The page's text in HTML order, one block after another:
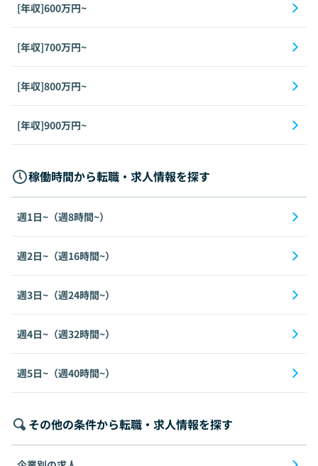
[年収]600万円~
[年収]700万円~
[年収]800万円~
[年収]900万円~
稼働時間から転職・求人情報を探す
週1日~（週8時間~）
週2日~（週16時間~）
週3日~（週24時間~）
週4日~（週32時間~）
週5日~（週40時間~）
その他の条件から転職・求人情報を探す